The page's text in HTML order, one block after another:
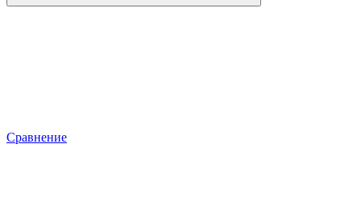
Сравнение